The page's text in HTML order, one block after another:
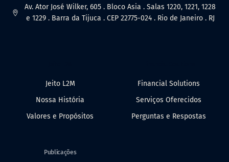
Av. Ator José Wilker, 605 . Bloco Asia . Salas 1220, 1221, 1228
e 1229 . Barra da Tijuca . CEP 22775-024 . Rio de Janeiro . RJ
Jeito L2M
Nossa História
Valores e Propósitos
Financial Solutions
Serviços Oferecidos
Perguntas e Respostas
Publicações